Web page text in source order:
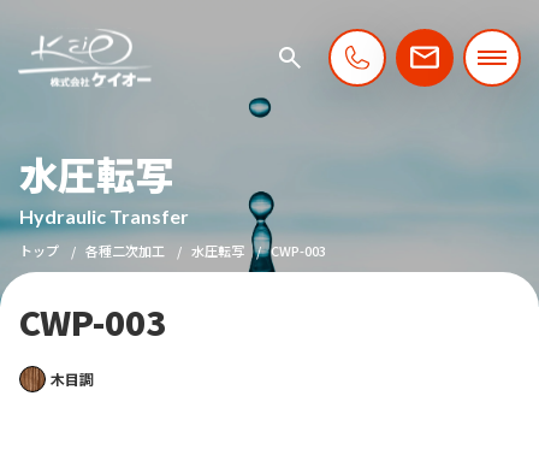
水圧転写
Hydraulic Transfer
トップ 各種二次加工 水圧転写 CWP-003
CWP-003
木目調